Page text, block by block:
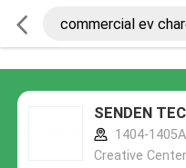
SENDEN
1404-
Creative